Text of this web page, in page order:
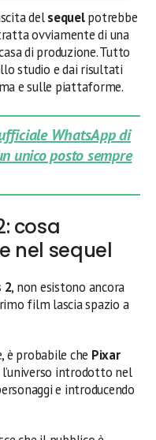
delsequelpotrebbe
ovviamente di una
di produzione. Tutto
studio e dai risultati
e sulle piattaforme.
WhatsApp di
unico posto sempre
cosa
nel sequel
2, non esistono ancora
film lascia spazio a
è probabile che Pixar
introdotto nel
e introducendo